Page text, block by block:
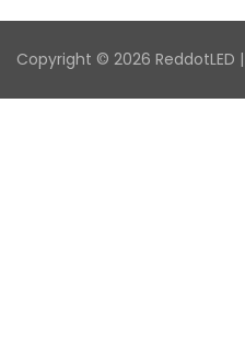
Copyright © 2026 ReddotLED |